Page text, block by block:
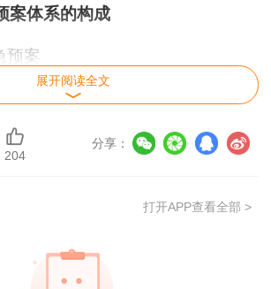
案体系的构成
预案
案是从总体上阐述事故的应急方
组织结构及相关应急职责，应急行
等基本要求和程序，是应对各类事
案
案是针对具体的事故类别（如基坑
展开阅读全文
204
分享：
打开APP查看全部 >